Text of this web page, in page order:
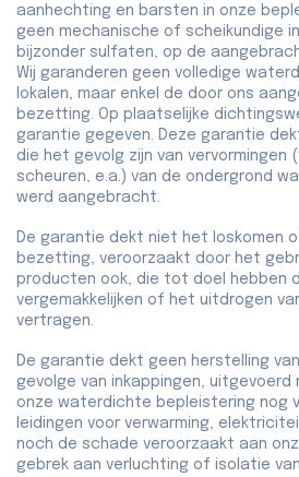
aanhechting en barsten in onze
geen mechanische of scheikundige
bijzonder sulfaten, op de
Wij garanderen geen volledige
lokalen, maar enkel de door ons
bezetting. Op plaatselijke
garantie gegeven. Deze garantie
die het gevolg zijn van vervormingen
scheuren, e.a.) van de ondergrond
werd aangebracht.
De garantie dekt niet het loskomen
bezetting, veroorzaakt door het
producten ook, die tot doel hebben
vergemakkelijken of het uitdrogen
vertragen.
De garantie dekt geen herstelling
gevolge van inkappingen, uitgevoerd
onze waterdichte bepleistering nog
leidingen voor verwarming,
noch de schade veroorzaakt aan
gebrek aan verluchting of isolatie